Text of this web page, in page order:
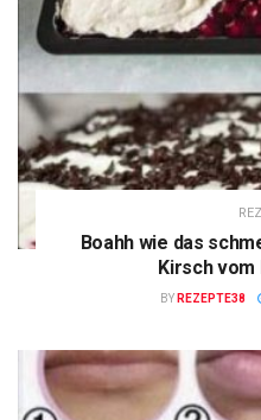
Boahh wie das
Kirsch vom
BY REZEPTE38